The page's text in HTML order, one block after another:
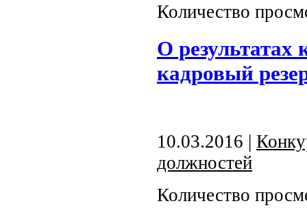
Количество
О результатах
кадровый
10.03.2016 |
должностей
Количество